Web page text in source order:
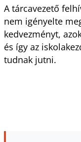
A tárcavezető
nem igényelte
kedvezményt,
és így az
tudnak jutni.